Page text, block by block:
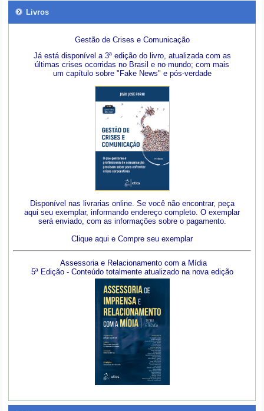
Livros
Gestão de Crises e Comunicação
Já está disponível a 3ª edição do livro, atualizada com as
últimas crises ocorridas no Brasil e no mundo; com mais
um capítulo sobre "Fake News" e pós-verdade
Disponível nas livrarias online. Se você não encontrar, peça
aqui seu exemplar, informando endereço completo. O exemplar
será enviado, com as informações sobre o pagamento.
Clique aqui e Compre seu exemplar
Assessoria e Relacionamento com a Mídia
5ª Edição - Conteúdo totalmente atualizado na nova edição